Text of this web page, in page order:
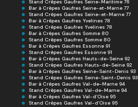
Stand Crêpes Gaufres Seine-Maritime 76
Bar à Crêpes Gaufres Seine-et-Marne 77
Stand Crêpes Gaufres Seine-et-Marne 77
Bar à Crêpes Gaufres Yvelines 78
Stand Crêpes Gaufres Yvelines 78
Bar à Crêpes Gaufres Somme 80
Stand Crêpes Gaufres Somme 80
Bar à Crêpes Gaufres Essonne 91
Stand Crêpes Gaufres Essonne 91
Bar à Crêpes Gaufres Hauts-de-Seine 92
Stand Crêpes Gaufres Hauts-de-Seine 92
Bar à Crêpes Gaufres Seine-Saint-Denis 93
Stand Crêpes Gaufres Seine-Saint-Denis 93
Bar à Crêpes Gaufres Val-de-Marne 94
Stand Crêpes Gaufres Val-de-Marne 94
Bar à Crêpes Gaufres Val-d’Oise 95
Stand Crêpes Gaufres Val-d’Oise 95